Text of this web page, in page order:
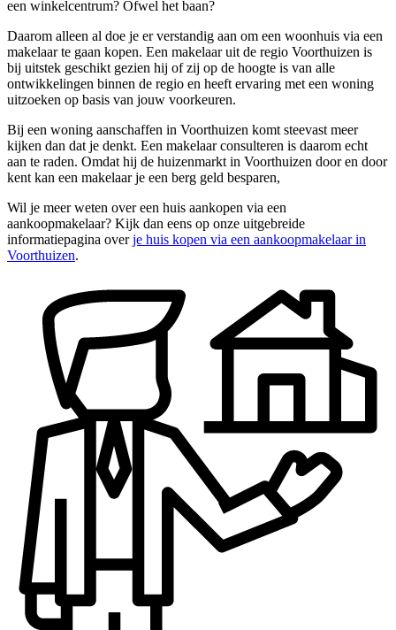
een winkelcentrum? Ofwel het baan?
Daarom alleen al doe je er verstandig aan om een woonhuis via een
makelaar te gaan kopen. Een makelaar uit de regio Voorthuizen is
bij uitstek geschikt gezien hij of zij op de hoogte is van alle
ontwikkelingen binnen de regio en heeft ervaring met een woning
uitzoeken op basis van jouw voorkeuren.
Bij een woning aanschaffen in Voorthuizen komt steevast meer
kijken dan dat je denkt. Een makelaar consulteren is daarom echt
aan te raden. Omdat hij de huizenmarkt in Voorthuizen door en door
kent kan een makelaar je een berg geld besparen,
Wil je meer weten over een huis aankopen via een
aankoopmakelaar? Kijk dan eens op onze uitgebreide
informatiepagina overje huis kopen via een aankoopmakelaar in
Voorthuizen.